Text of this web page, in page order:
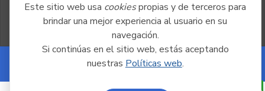
Este sitio web usa cookiespropias y de terceros para
brindar una mejor experiencia al usuario en su
navegación.
Si continúas en el sitio web, estás aceptando
nuestras Políticas web.
Powered by Nexura